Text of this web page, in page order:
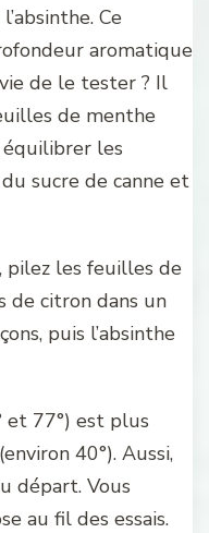
Ce
aromatique
de le tester ? Il
de menthe
les
du sucre de canne et
pilez les feuilles de
de citron dans un
puis l’absinthe
et 77°) est plus
40°). Aussi,
départ. Vous
au fil des essais.